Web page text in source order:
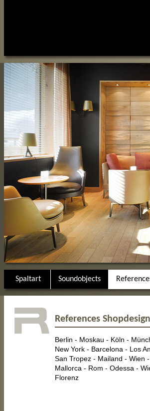
Spaltart Soundobjects
References
Berlin - Moskau - Köln -
New York - Barcelona - Los
San Tropez - Mailand - Wien
Mallorca - Rom - Odessa -
Florenz